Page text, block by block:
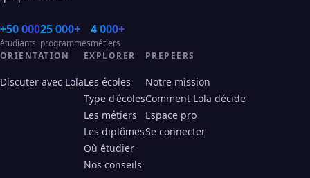
+50 000
étudiants
25 000+
programmes
4 000+
métiers
ORIENTATION
Discuter avec Lola
EXPLORER
Les écoles
Type d'écoles
Les métiers
Les diplômes
Où étudier
Nos conseils
PREPEERS
Notre mission
Comment Lola décide
Espace pro
Se connecter